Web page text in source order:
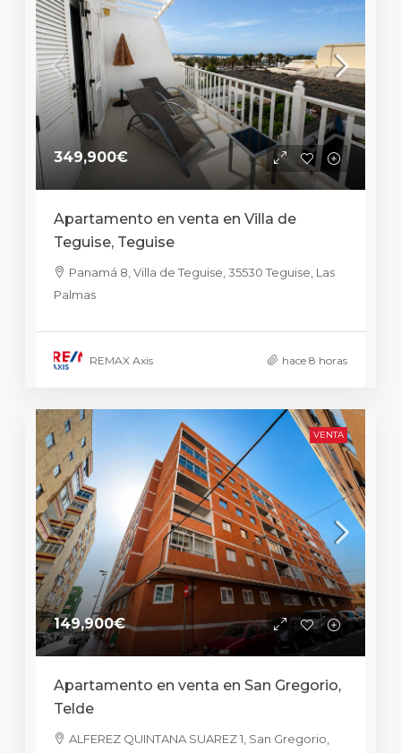
349,900€
Apartamento en venta en Villa de
Teguise, Teguise
Panamá 8, Villa de Teguise, 35530 Teguise, Las
Palmas
REMAX Axis hace 8 horas
VENTA
149,900€
Apartamento en venta en San Gregorio,
Telde
ALFEREZ QUINTANA SUAREZ 1, San Gregorio,